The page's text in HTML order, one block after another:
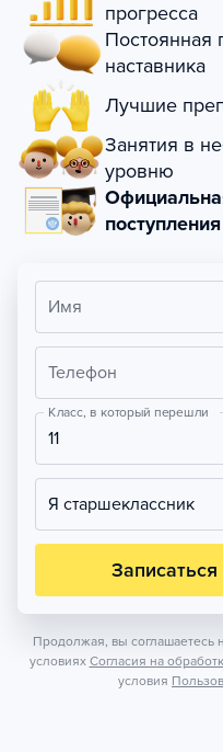
прогресса
Постоянная
наставника
Лучшие
Занятия в
уровню
Имя
Телефон
Класс, в который перешли
11
Я старшеклассник
Продолжая, вы соглашаетесь
условиях Согласия на
условия